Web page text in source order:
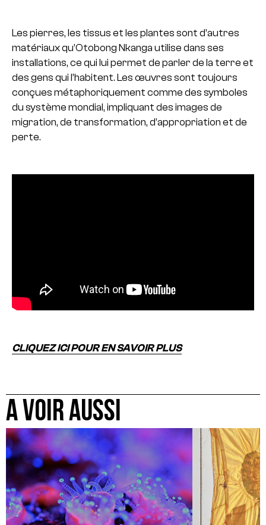
Les pierres, les tissus et les plantes sont d’autres
matériaux qu’Otobong Nkanga utilise dans ses
installations, ce qui lui permet de parler de la terre et
des gens qui l’habitent. Les œuvres sont toujours
conçues métaphoriquement comme des symboles
du système mondial, impliquant des images de
migration, de transformation, d’appropriation et de
perte.
CLIQUEZ ICI POUR EN SAVOIR PLUS
A VOIR AUSSI